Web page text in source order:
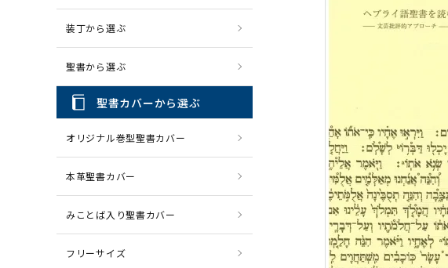
装丁から選ぶ
聖書から選ぶ
聖書カバーから選ぶ
オリジナル巻型聖書カバー
本革聖書カバー
みことば入り聖書カバー
フリーサイズ